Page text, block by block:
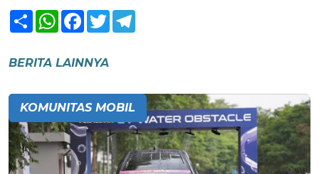
Share WhatsAppFacebook
Twitter
BERITA LAINNYA
KOMUNITAS MOBIL